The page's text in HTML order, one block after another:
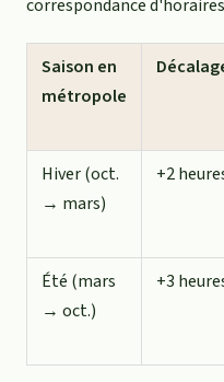
correspondance
Saison en
métropole
Hiver (oct.
→ mars)
+2
Été (mars
→ oct.)
+3